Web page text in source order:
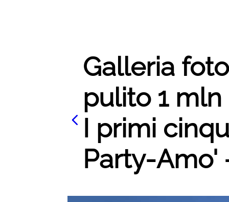
Galleria
pulito 1
I primi
Party-Amo'